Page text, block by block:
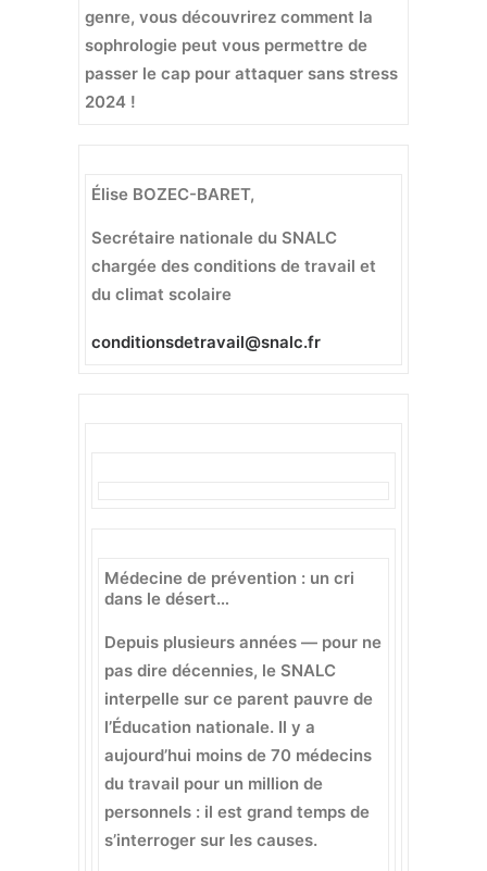
genre, vous découvrirez comment la
sophrologie peut vous permettre de
passer le cap pour attaquer sans stress
2024 !
Élise BOZEC-BARET,
Secrétaire nationale du SNALC
chargée des conditions de travail et
du climat scolaire
conditionsdetravail@snalc.fr
Médecine de prévention : un cri
dans le désert…
Depuis plusieurs années — pour ne
pas dire décennies, le SNALC
interpelle sur ce parent pauvre de
l’Éducation nationale. Il y a
aujourd’hui moins de 70 médecins
du travail pour un million de
personnels : il est grand temps de
s’interroger sur les causes.